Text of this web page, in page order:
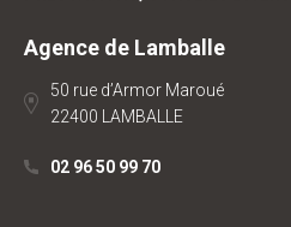
Agence de Lamballe
50 rue d’Armor Maroué
22400 LAMBALLE
02 96 50 99 70